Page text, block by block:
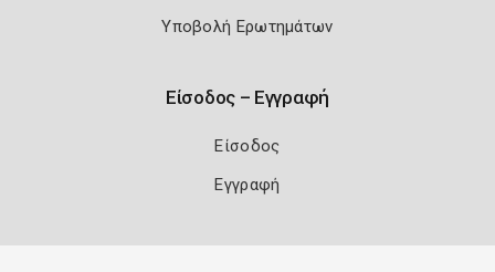
Υποβολή Ερωτημάτων
Είσοδος – Εγγραφή
Είσοδος
Εγγραφή